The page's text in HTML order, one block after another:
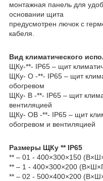
монтажная панель для
основании щита
предусмотрен лючок с
кабеля.
Вид климатического
ЩКу-**- IP65 – щит
ЩКу- О -**- IP65 – щит
обогревом
ЩКу- В -**- IP65 – щит
вентиляцией
ЩКу- ОВ -**- IP65 – щит
обогревом и вентиляцией
Размеры ЩКу ** IP65
** – 01 - 400×300×150
** – 1 - 400×300×200
** – 02 - 500×400×200